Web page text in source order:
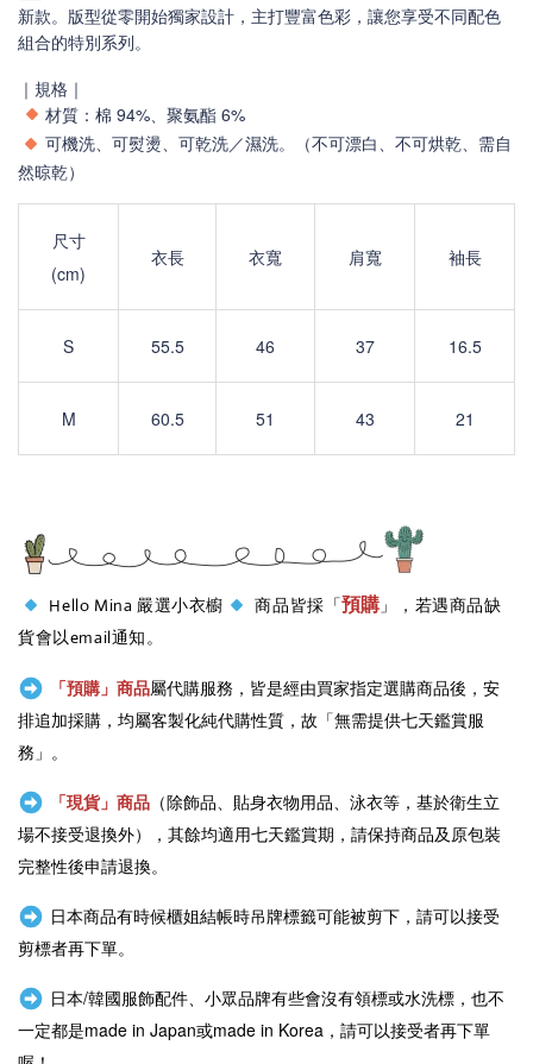
新款。版型從零開始獨家設計，主打豐富色彩，讓您享受不同配色
組合的特別系列。
｜規格｜
材質：棉 94%、聚氨酯 6%
可機洗、可熨燙、可乾洗／濕洗。（不可漂白、不可烘乾、需自
然晾乾）
尺寸
(cm)
衣長 衣寬 肩寬 袖長
S 55.5 46 37 16.5
M 60.5 51 43 21
Hello Mina 嚴選小衣櫥 商品皆採「預購 」，若遇商品缺
貨會以email通知。
「預購」商品屬代購服務，皆是經由買家指定選購商品後，安
排追加採購，均屬客製化純代購性質，故「無需提供七天鑑賞服
務」。
「現貨」商品（除飾品、貼身衣物用品、泳衣等，基於衛生立
場不接受退換外），其餘均適用七天鑑賞期，請保持商品及原包裝
完整性後申請退換。
日本商品有時候櫃姐結帳時吊牌標籤可能被剪下，請可以接受
剪標者再下單。
日本/韓國服飾配件、小眾品牌有些會沒有領標或水洗標，也不
一定都是made in Japan或made in Korea，請可以接受者再下單